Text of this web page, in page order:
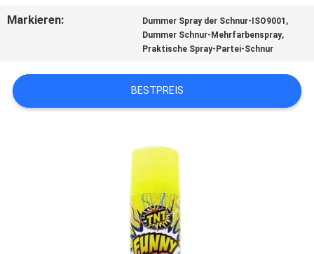
DATENSCHUTZ-
Markieren: Dummer Spray der Schnur-ISO9001 ,
Dummer Schnur-Mehrfarbenspray,
Praktische Spray-Partei-Schnur
BESTPREIS